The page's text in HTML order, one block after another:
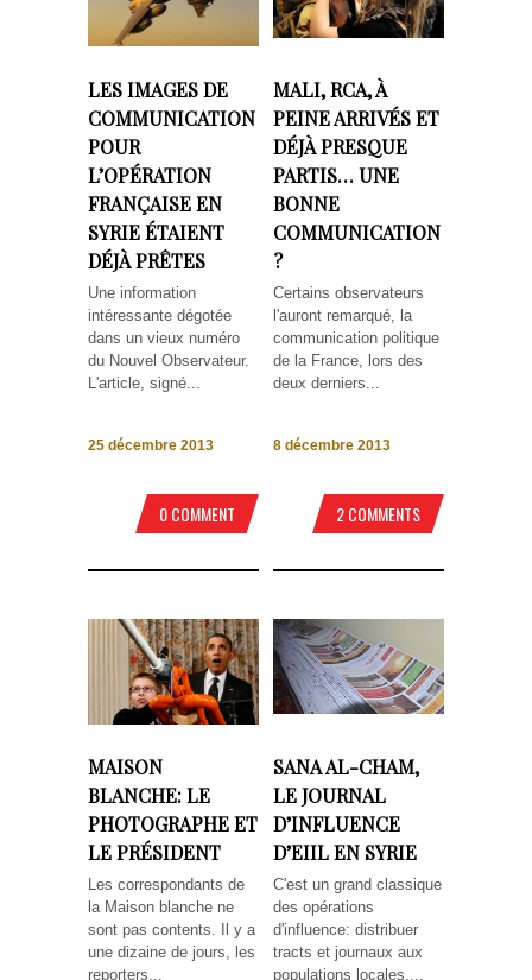
LES IMAGES DE
COMMUNICATION
POUR
L’OPÉRATION
FRANÇAISE EN
SYRIE ÉTAIENT
DÉJÀ PRÊTES
Une information
intéressante dégotée
dans un vieux numéro
du Nouvel Observateur.
L'article, signé...
25 décembre 2013
0 COMMENT
MALI, RCA, À
PEINE ARRIVÉS ET
DÉJÀ PRESQUE
PARTIS… UNE
BONNE
COMMUNICATION
?
Certains observateurs
l'auront remarqué, la
communication politique
de la France, lors des
deux derniers...
8 décembre 2013
2 COMMENTS
MAISON
BLANCHE: LE
PHOTOGRAPHE ET
LE PRÉSIDENT
Les correspondants de
la Maison blanche ne
sont pas contents. Il y a
une dizaine de jours, les
reporters...
SANA AL-CHAM,
LE JOURNAL
D’INFLUENCE
D’EIIL EN SYRIE
C'est un grand classique
des opérations
d'influence: distribuer
tracts et journaux aux
populations locales....